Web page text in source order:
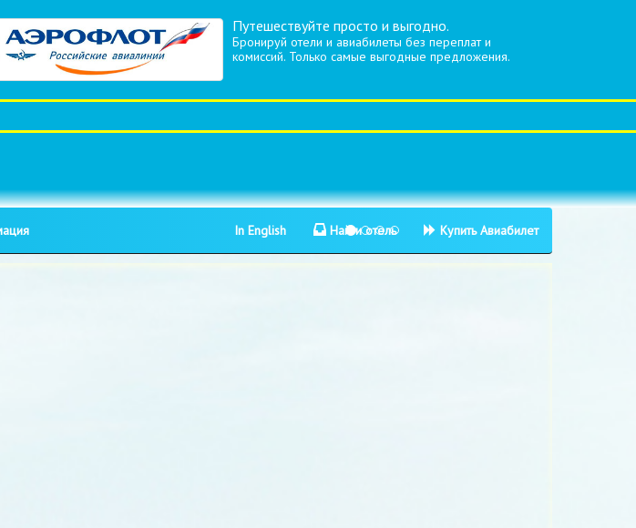
Путешествуйте просто и выгодно.
Бронируй отели и авиабилеты без переплат и
комиссий. Только самые выгодные предложения.
In English Найти отель Купить Авиабилет